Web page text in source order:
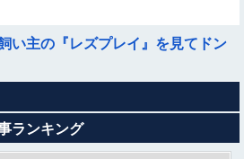
い主の『レズプレイ』を見てドン
れたヤリマン、フ●ラの達人すぎ
させるｗｗｗ
ん、「Aボタン長押し」に気づか
ランキング